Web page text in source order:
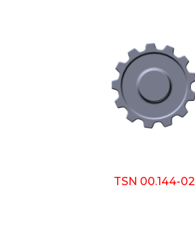
TSN 00.144-02